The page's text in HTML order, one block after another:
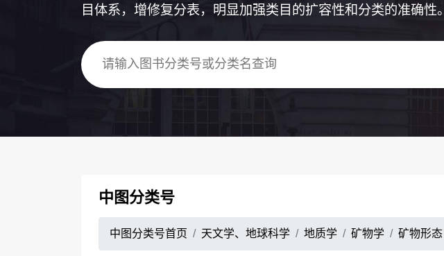
目体系，增修复分表，明显加强类目的扩容性和分类的准确性。
中图分类号
中图分类号首页 天文学、地球科学 地质学 矿物学 矿物形态